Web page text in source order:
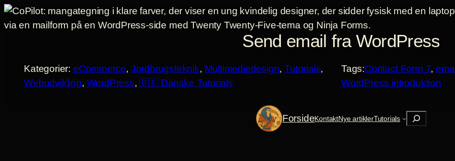
Spring
til
Send email fra WordPress
Kategorier: eCommerce, Jordbrugsteknik, Multimediedesign, Tutorials
Webudvikling, WordPress, 🇩🇰 Danske Tutorials
Tags:Contact Form 7,
WordPress introduktion
ForsideKontaktNye artiklerTutorials Søg